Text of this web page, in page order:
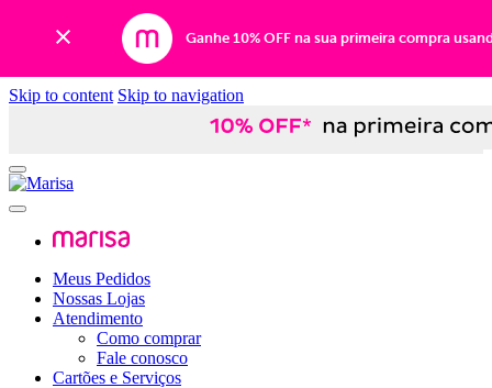
Ganhe 10% OFF na sua primeira compra
Skip to content Skip to navigation
Meus Pedidos
Nossas Lojas
Atendimento
Como comprar
Fale conosco
Cartões e Serviços